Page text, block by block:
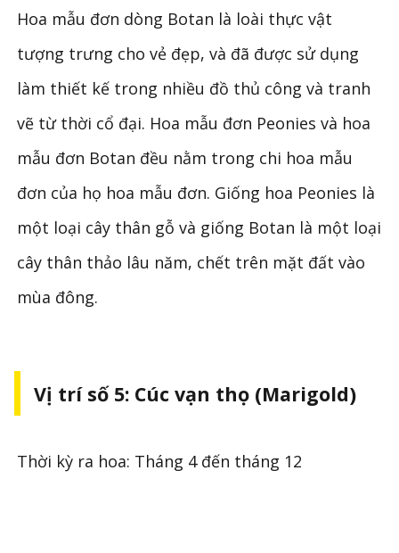
Hoa mẫu đơn dòng Botan là loài thực vật
tượng trưng cho vẻ đẹp, và đã được sử dụng
làm thiết kế trong nhiều đồ thủ công và tranh
vẽ từ thời cổ đại. Hoa mẫu đơn Peonies và hoa
mẫu đơn Botan đều nằm trong chi hoa mẫu
đơn của họ hoa mẫu đơn. Giống hoa Peonies là
một loại cây thân gỗ và giống Botan là một loại
cây thân thảo lâu năm, chết trên mặt đất vào
mùa đông.
Vị trí số 5: Cúc vạn thọ (Marigold)
Thời kỳ ra hoa: Tháng 4 đến tháng 12